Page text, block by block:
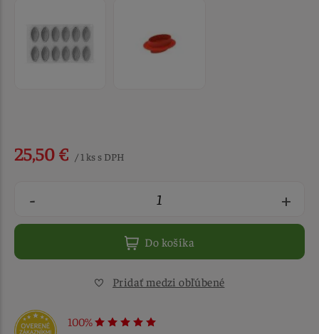
25,50 € / 1 ks s DPH
- +
Do košíka
Pridať medzi obľúbené
100%